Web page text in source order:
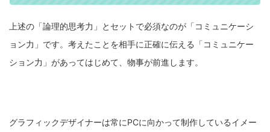
上述の「論理的思考力」とセットで必須なのが「コミュニケーシ
ョン力」です。考えたことを相手に正確に伝える「コミュニケー
ション力」があってはじめて、物事が前進します。
グラフィックデザイナーは常にPCに向かって制作しているイメー